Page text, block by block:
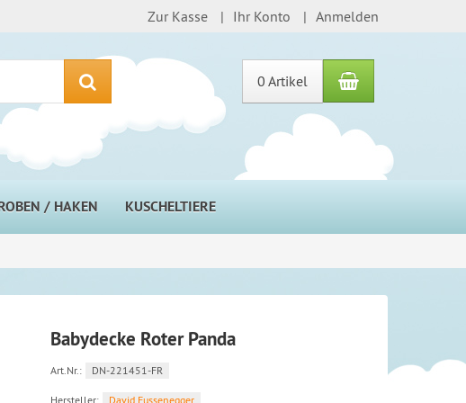
Zur Kasse Ihr Konto Anmelden
0 Artikel Warenkorb
/ HAKEN KUSCHELTIERE
Babydecke Roter Panda
Art.Nr.: DN-221451-FR
Hersteller: David Fussenegger